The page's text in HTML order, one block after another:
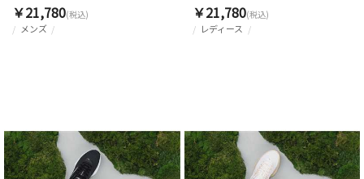
メンズ
￥21,780(税込)
レディース
￥21,780(税込)